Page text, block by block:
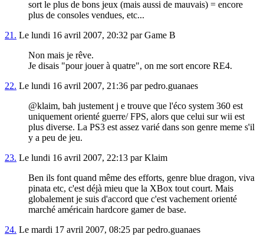
sort le plus de bons jeux (mais aussi de mauvais) = encore
plus de consoles vendues, etc...
21. Le lundi 16 avril 2007, 20:32 par Game B
Non mais je rêve.
Je disais "pour jouer à quatre", on me sort encore RE4.
22. Le lundi 16 avril 2007, 21:36 par pedro.guanaes
@klaim, bah justement j e trouve que l'éco system 360 est
uniquement orienté guerre/ FPS, alors que celui sur wii est
plus diverse. La PS3 est assez varié dans son genre meme s'il
y a peu de jeu.
23. Le lundi 16 avril 2007, 22:13 par Klaim
Ben ils font quand même des efforts, genre blue dragon, viva
pinata etc, c'est déjà mieu que la XBox tout court. Mais
globalement je suis d'accord que c'est vachement orienté
marché américain hardcore gamer de base.
24. Le mardi 17 avril 2007, 08:25 par pedro.guanaes